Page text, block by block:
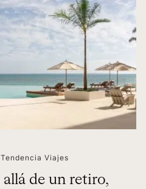
Tendencia Viajes
de un retiro,